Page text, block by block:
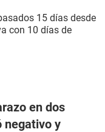
15 días desde
con 10 días de
en dos
negativo y